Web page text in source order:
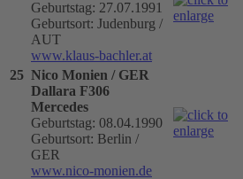
Geburtstag: 27.07.1991
Geburtsort: Judenburg /
AUT
www.klaus-bachler.at
25 Nico Monien / GER
Dallara F306
Mercedes
Geburtstag: 08.04.1990
Geburtsort: Berlin /
GER
www.nico-monien.de